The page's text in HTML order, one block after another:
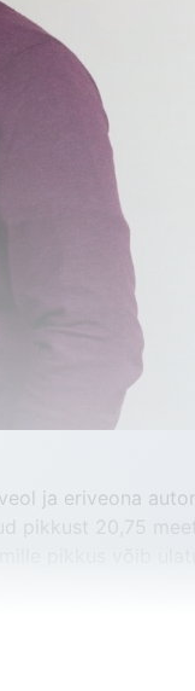
ja eriveona
pikkust 20,75